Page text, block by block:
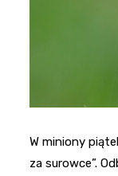
W miniony
za surowce”.